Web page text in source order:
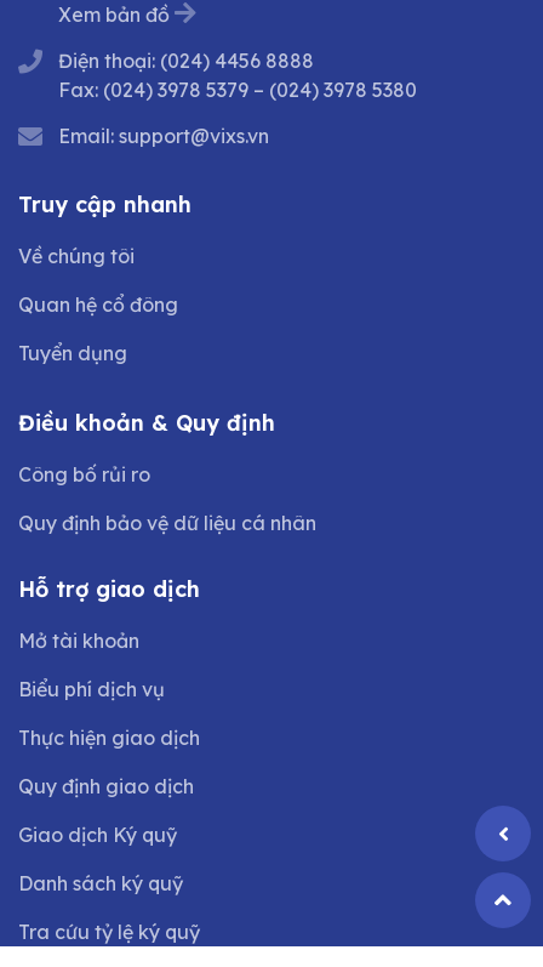
Xem bản đồ
Điện thoại: (024) 4456 8888
Fax: (024) 3978 5379 – (024) 3978 5380
Email: support@vixs.vn
Truy cập nhanh
Về chúng tôi
Quan hệ cổ đông
Tuyển dụng
Điều khoản & Quy định
Công bố rủi ro
Quy định bảo vệ dữ liệu cá nhân
Hỗ trợ giao dịch
Mở tài khoản
Biểu phí dịch vụ
Thực hiện giao dịch
Quy định giao dịch
Giao dịch Ký quỹ
Danh sách ký quỹ
Tra cứu tỷ lệ ký quỹ